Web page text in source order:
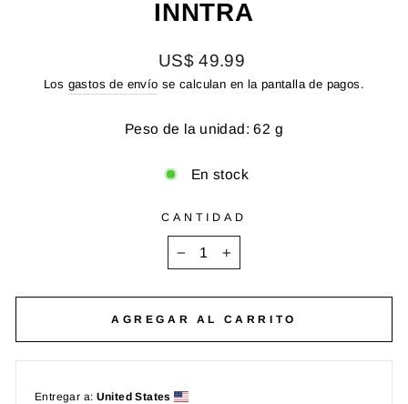
INNTRA
Precio
habitual
US$ 49.99
Los gastos de envío se calculan en la pantalla de pagos.
Peso de la unidad: 62 g
En stock
CANTIDAD
AGREGAR AL CARRITO
Entregar a: United States